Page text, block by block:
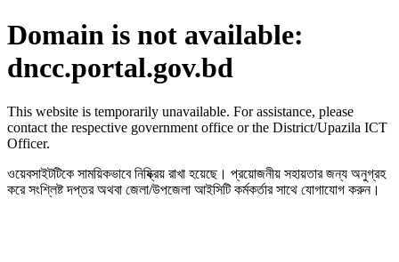
Domain is not available:
dncc.portal.gov.bd
This website is temporarily unavailable. For assistance, please
contact the respective government office or the District/Upazila ICT
Officer.
ওয়েবসাইটটিকে সাময়িকভাবে নিষ্ক্রিয় রাখা হয়েছে। প্রয়োজনীয় সহায়তার জন্য অনুগ্রহ
করে সংশ্লিষ্ট দপ্তর অথবা জেলা/উপজেলা আইসিটি কর্মকর্তার সাথে যোগাযোগ করুন।